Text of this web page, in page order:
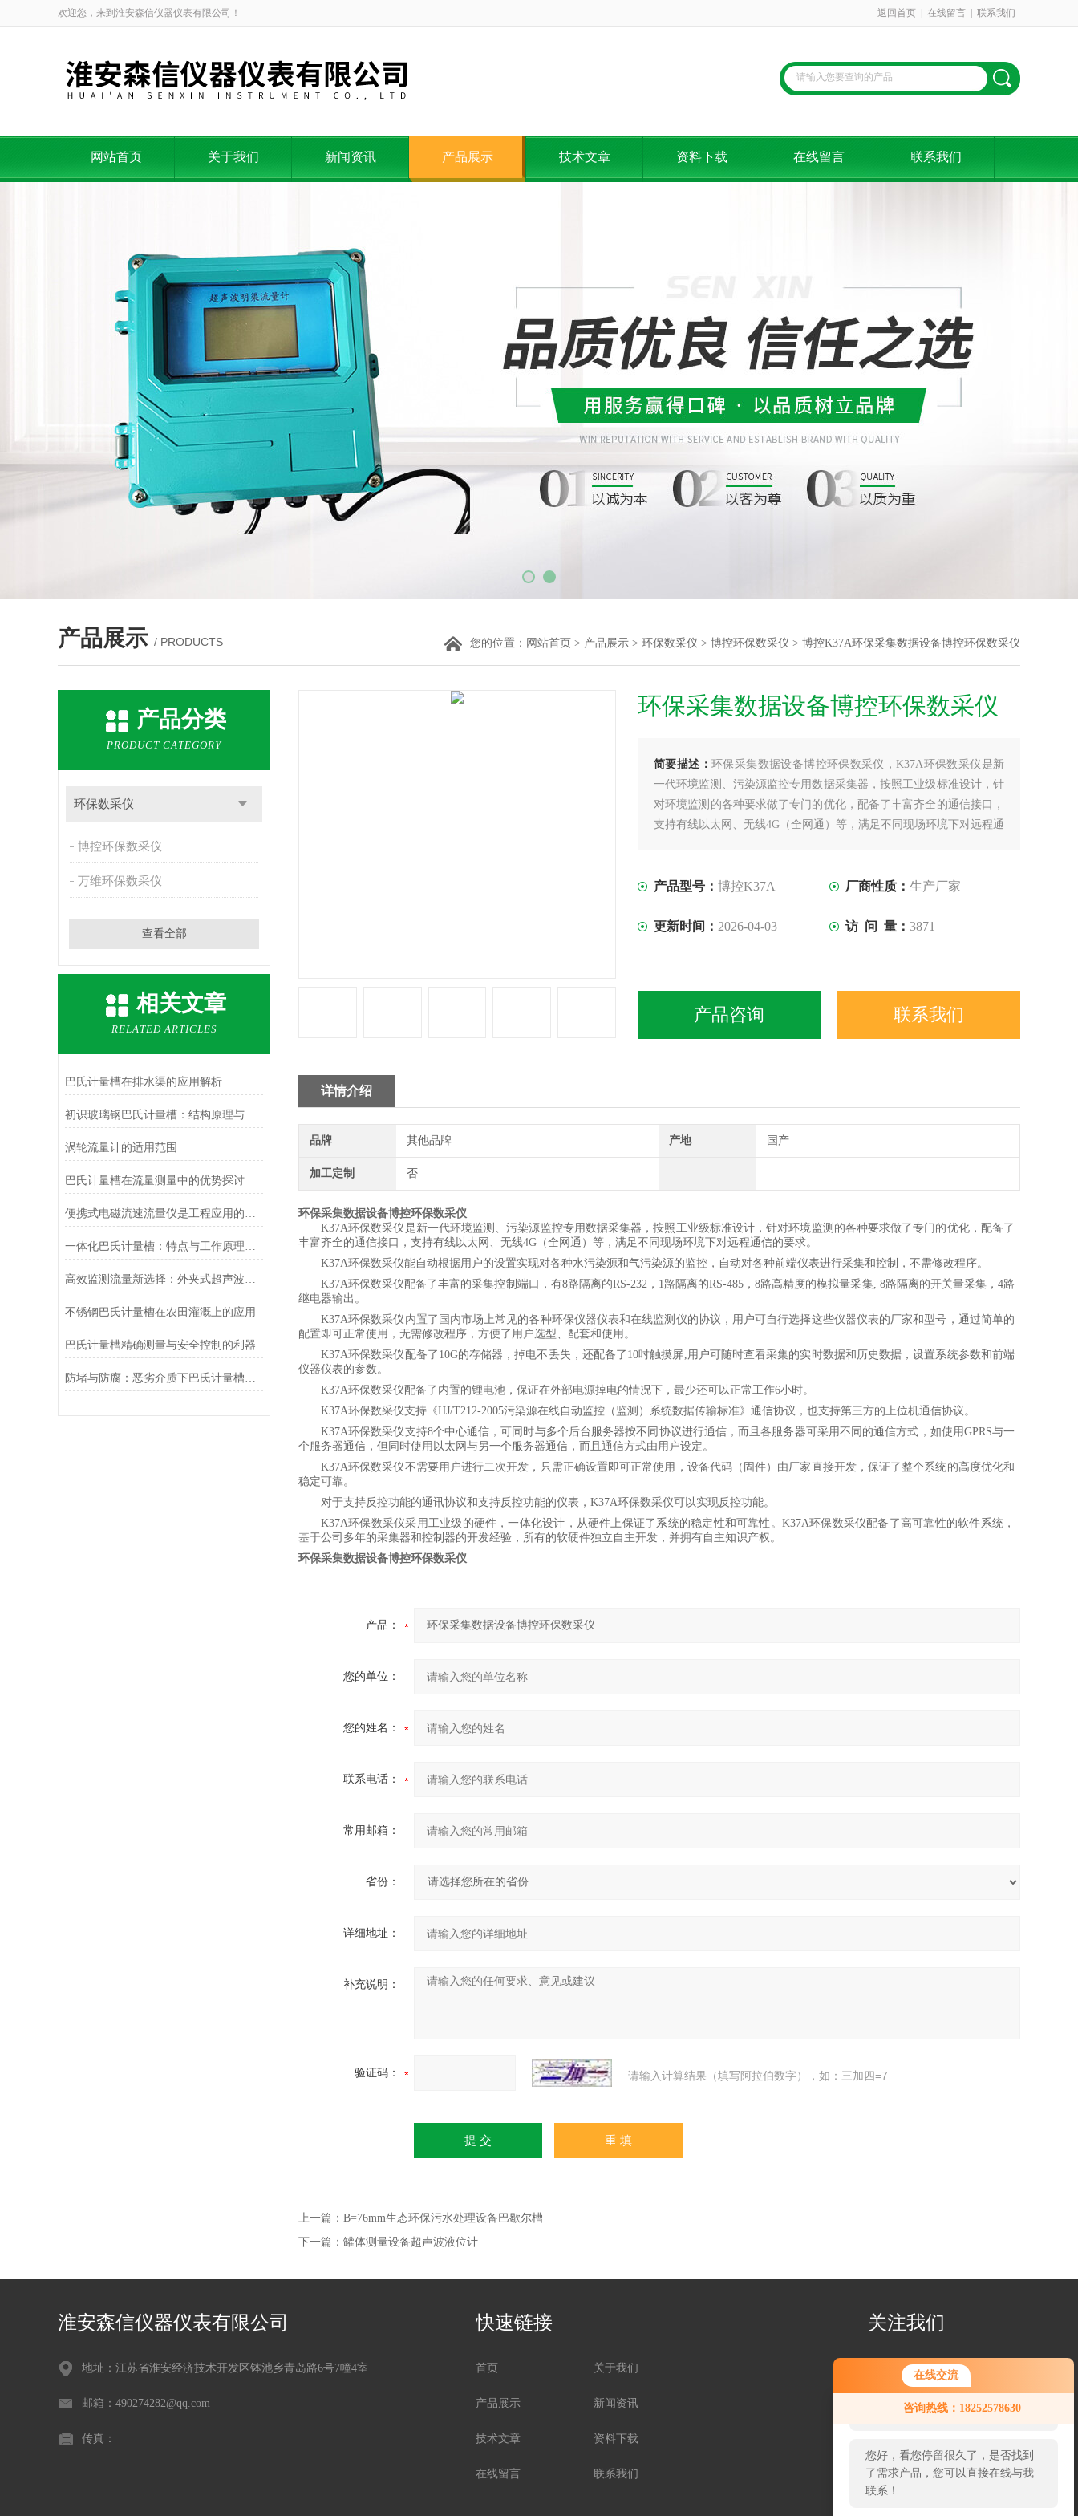
在线交流
咨询热线：18252578630
您好！欢迎前来咨询，很高兴为您
服务，请问您要咨询什么问题呢？
您好，看您停留很久了，是否找到
了需求产品，您可以直接在线与我
联系！
欢迎您，来到淮安森信仪器仪表有限公司！ 返回首页 在线留言 联系我们
网站首页 关于我们 新闻资讯 产品展示 技术文章 资料下载 在线留言 联系我们
产品展示 / PRODUCTS 您的位置： 网站首页 > 产品展示 > 环保数采仪 > 博控环保数采仪 > 博控K37A环保采集数据设备博控环保数采仪
产品分类
PRODUCT CATEGORY
环保数采仪
博控环保数采仪
万维环保数采仪
查看全部
相关文章
RELATED ARTICLES
巴氏计量槽在排水渠的应用解析
初识玻璃钢巴氏计量槽：结构原理与工作模式的深度剖析
涡轮流量计的适用范围
巴氏计量槽在流量测量中的优势探讨
便携式电磁流速流量仪是工程应用的精准测量工具
一体化巴氏计量槽：特点与工作原理解析
高效监测流量新选择：外夹式超声波流量计深度解析
不锈钢巴氏计量槽在农田灌溉上的应用
巴氏计量槽精确测量与安全控制的利器
防堵与防腐：恶劣介质下巴氏计量槽的材质选择与维护策略
环保采集数据设备博控环保数采仪
简要描述： 环保采集数据设备博控环保数采仪，K37A环保数采仪是新
一代环境监测、污染源监控专用数据采集器，按照工业级标准设计，针
对环境监测的各种要求做了专门的优化，配备了丰富齐全的通信接口，
支持有线以太网、无线4G（全网通）等，满足不同现场环境下对远程通
产品型号： 博控K37A 厂商性质： 生产厂家
更新时间： 2026-04-03 访 问 量： 3871
产品咨询 联系我们
详情介绍
品牌 其他品牌 产地 国产
加工定制 否
环保采集数据设备博控环保数采仪
K37A环保数采仪是新一代环境监测、污染源监控专用数据采集器，按照工业级标准设计，针对环境监测的各种要求做了专门的优化，配备了
丰富齐全的通信接口，支持有线以太网、无线4G（全网通） 等，满足不同现场环境下对远程通信的要求。
K37A环保数采仪能自动根据用户的设置实现对各种水污染源和气污染源的监控，自动对各种前端仪表进行采集和控制，不需修改程序。
K37A环保数采仪配备了丰富的采集控制端口，有8路隔离的RS-232，1路隔离的RS-485，8路高精度的模拟量采集, 8路隔离的开关量采集，4路
继电器输出。
K37A环保数采仪内置了国内市场上常见的各种环保仪器仪表和在线监测仪的协议，用户可自行选择这些仪器仪表的厂家和型号，通过简单的
配置即可正常使用，无需修改程序，方便了用户选型、配套和使用。
K37A环保数采仪配备了 10G的存储器，掉电不丢失，还配备了10吋触摸屏,用户可随时查看采集的实时数据和历史数据，设置系统参数和前端
仪器仪表的参数。
K37A环保数采仪配备了内置的锂电池，保证在外部电源掉电的情况下，最少还可以正常工作6小时。
K37A环保数采仪支持《HJ/T212-2005污染源在线自动监控（监测）系统数据传输标准》通信协议，也支持第三方的上位机通信协议。
K37A环保数采仪支持8个中心通信，可同时与多个后台服务器按不同协议进行通信，而且各服务器可采用不同的通信方式，如使用GPRS与一
个服务器通信，但同时使用以太网与另一个服务器通信，而且通信方式由用户设定。
K37A环保数采仪不需要用户进行二次开发，只需正确设置即可正常使用，设备代码（固件）由厂家直接开发，保证了整个系统的高度优化和
稳定可靠。
对于支持反控功能的通讯协议和支持反控功能的仪表， K37A环保数采仪可以实现反控功能。
K37A环保数采仪采用工业级的硬件，一体化设计，从硬件上保证了系统的稳定性和可靠性。K37A环保数采仪配备了高可靠性的软件系统，
基于公司多年的采集器和控制器的开发经验，所有的软硬件独立自主开发，并拥有自主知识产权。
环保采集数据设备博控环保数采仪
产品：
您的单位：
您的姓名：
联系电话：
常用邮箱：
省份：
详细地址：
补充说明：
验证码： 请输入计算结果（填写阿拉伯数字），如：三加四=7
上一篇： B=76mm生态环保污水处理设备巴歇尔槽
下一篇： 罐体测量设备超声波液位计
淮安森信仪器仪表有限公司
地址：江苏省淮安经济技术开发区钵池乡青岛路6号7幢4室
邮箱：490274282@qq.com
传真：
快速链接
首页 关于我们
产品展示 新闻资讯
技术文章 资料下载
在线留言 联系我们
关注我们
欢迎您关注我们的微信公众号
了解更多信息